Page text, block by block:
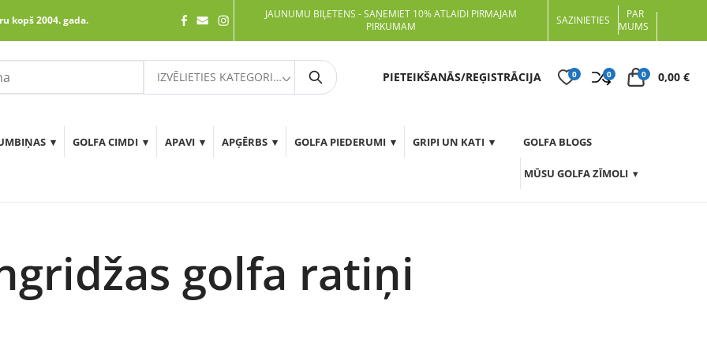
kopš 2004. gada.
JAUNUMU BIĻETENS - SAŅEMIET 10% ATLAIDI PIRMAJAM
PIRKUMAM
SAZINIETIES
PAR
MUMS
IZVĒLIETIES KATEGORIJU Meklēt PIETEIKŠANĀS/REĢISTRĀCIJA 0 0 0 0,00 €
GOLFA CIMDI APAVI APĢĒRBS GOLFA PIEDERUMI GRIPI UN KATI GOLFA BLOGS
MŪSU GOLFA ZĪMOLI
golfa ratiņi